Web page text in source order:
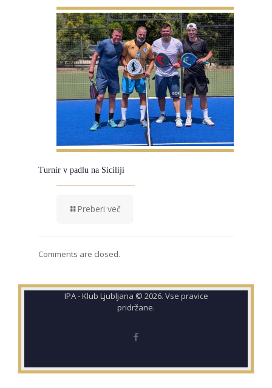
Turnir v padlu na Siciliji
Preberi več
Comments are closed.
IPA - Klub Ljubljana © 2026. Vse pravice
pridržane.